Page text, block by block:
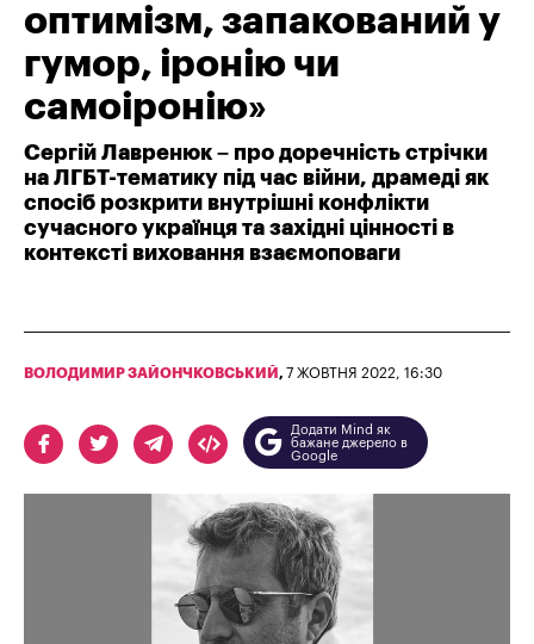
оптимізм, запакований у
гумор, іронію чи
самоіронію»
Сергій Лавренюк – про доречність стрічки
на ЛГБТ-тематику під час війни, драмеді як
спосіб розкрити внутрішні конфлікти
сучасного українця та західні цінності в
контексті виховання взаємоповаги
ВОЛОДИМИР ЗАЙОНЧКОВСЬКИЙ , 7 ЖОВТНЯ 2022, 16:30
Додати Mind як
бажане джерело в
Google